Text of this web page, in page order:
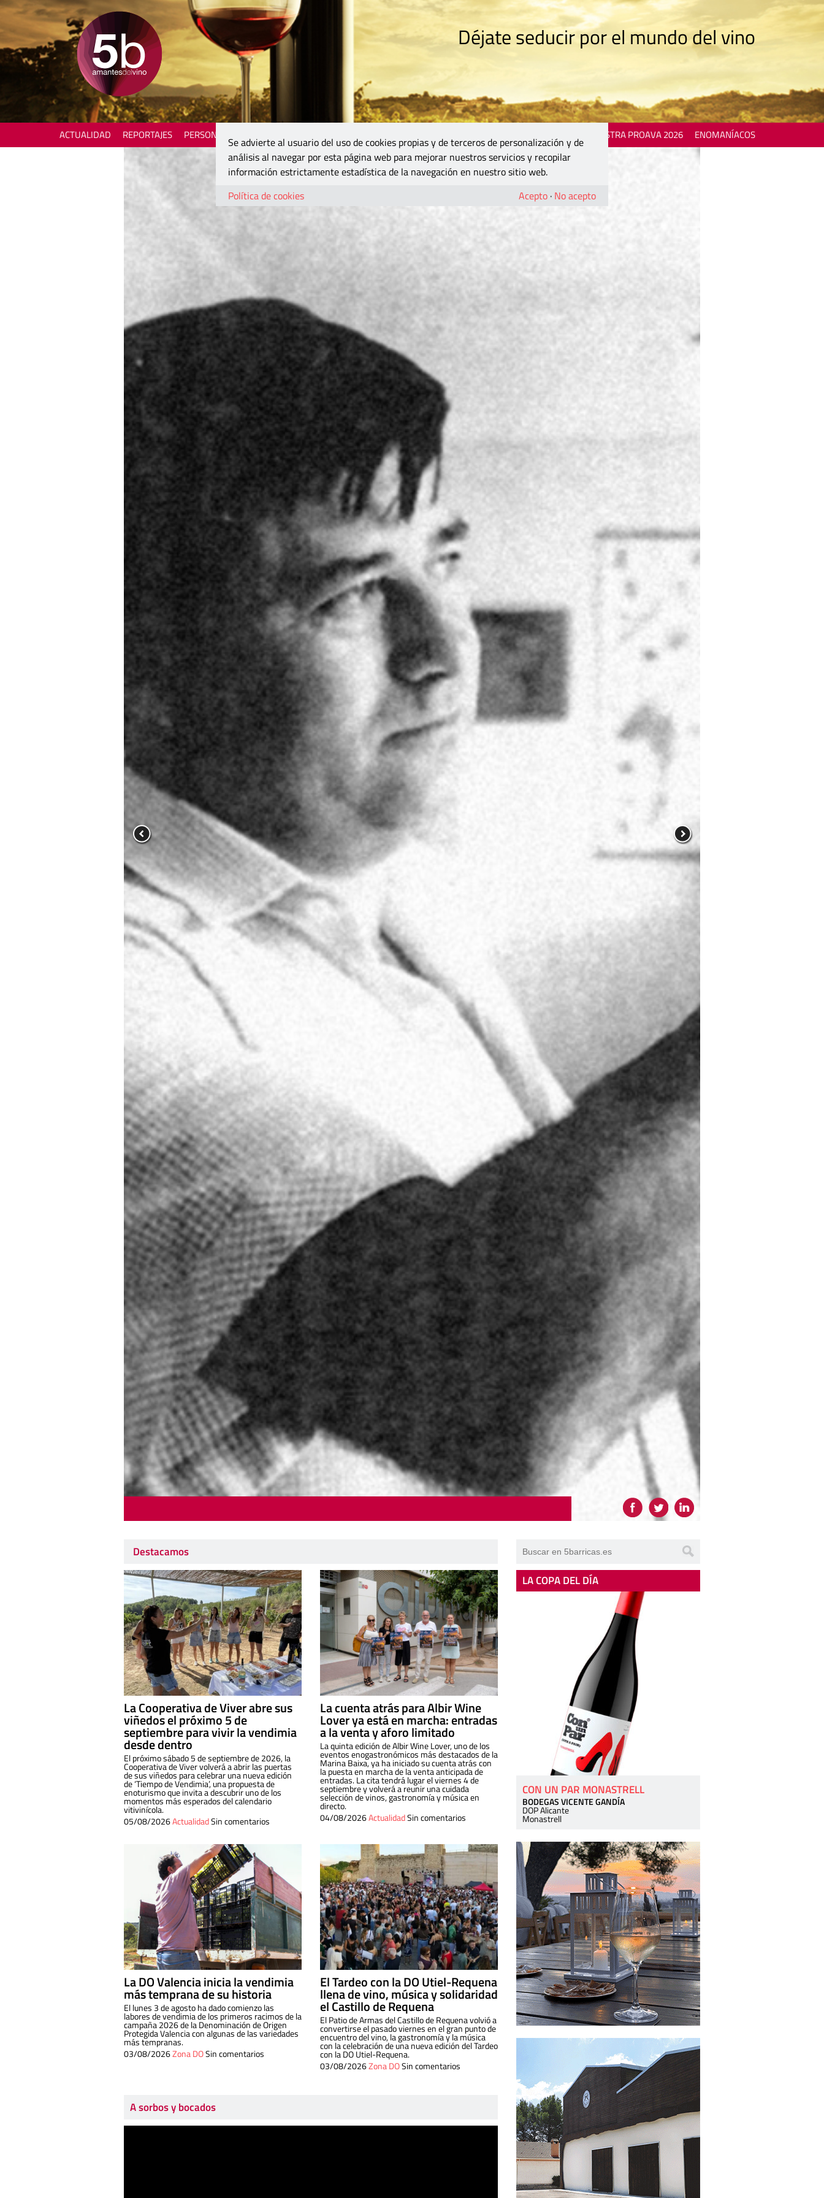
Déjate seducir por el mundo del vino
ACTUALIDAD REPORTAJES PERSONAJES MOSTRA PROAVA 2026 ENOMANÍACOS
Destacamos
La Cooperativa de Viver abre sus
viñedos el próximo 5 de
septiembre para vivir la vendimia
desde dentro
El próximo sábado 5 de septiembre de 2026, la
Cooperativa de Viver volverá a abrir las puertas
de sus viñedos para celebrar una nueva edición
de ‘Tiempo de Vendimia’, una propuesta de
enoturismo que invita a descubrir uno de los
momentos más esperados del calendario
vitivinícola.
05/08/2026ActualidadSin comentarios
La cuenta atrás para Albir Wine
Lover ya está en marcha: entradas
a la venta y aforo limitado
La quinta edición de Albir Wine Lover, uno de los
eventos enogastronómicos más destacados de la
Marina Baixa, ya ha iniciado su cuenta atrás con
la puesta en marcha de la venta anticipada de
entradas. La cita tendrá lugar el viernes 4 de
septiembre y volverá a reunir una cuidada
selección de vinos, gastronomía y música en
directo.
04/08/2026ActualidadSin comentarios
La DO Valencia inicia la vendimia
más temprana de su historia
El lunes 3 de agosto ha dado comienzo las
labores de vendimia de los primeros racimos de la
campaña 2026 de la Denominación de Origen
Protegida Valencia con algunas de las variedades
más tempranas.
03/08/2026Zona DOSin comentarios
El Tardeo con la DO Utiel-Requena
llena de vino, música y solidaridad
el Castillo de Requena
El Patio de Armas del Castillo de Requena volvió a
convertirse el pasado viernes en el gran punto de
encuentro del vino, la gastronomía y la música
con la celebración de una nueva edición del Tardeo
con la DO Utiel-Requena.
03/08/2026Zona DOSin comentarios
A sorbos y bocados
LA COPA DEL DÍA
CON UN PAR MONASTRELL
BODEGAS VICENTE GANDÍA
DOP Alicante
Monastrell
Se advierte al usuario del uso de cookies propias y de terceros de personalización y de
análisis al navegar por esta página web para mejorar nuestros servicios y recopilar
información estrictamente estadística de la navegación en nuestro sitio web.
Política de cookies
Acepto · No acepto